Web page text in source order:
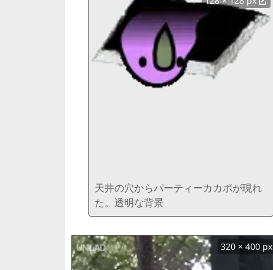
天井の穴からパーティーカカポが現れ
た。透明な背景
320 × 400 px